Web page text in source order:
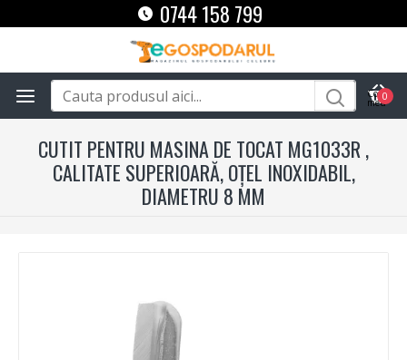
0744 158 799
0
CUTIT PENTRU MASINA DE TOCAT MG1033R ,
CALITATE SUPERIOARĂ, OȚEL INOXIDABIL,
DIAMETRU 8 MM